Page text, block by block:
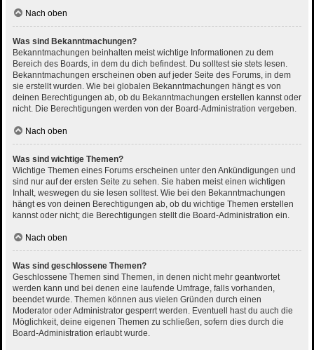
Nach oben
Was sind Bekanntmachungen?
Bekanntmachungen beinhalten meist wichtige Informationen zu dem
Bereich des Boards, in dem du dich befindest. Du solltest sie stets lesen.
Bekanntmachungen erscheinen oben auf jeder Seite des Forums, in dem
sie erstellt wurden. Wie bei globalen Bekanntmachungen hängt es von
deinen Berechtigungen ab, ob du Bekanntmachungen erstellen kannst oder
nicht. Die Berechtigungen werden von der Board-Administration vergeben.
Nach oben
Was sind wichtige Themen?
Wichtige Themen eines Forums erscheinen unter den Ankündigungen und
sind nur auf der ersten Seite zu sehen. Sie haben meist einen wichtigen
Inhalt, weswegen du sie lesen solltest. Wie bei den Bekanntmachungen
hängt es von deinen Berechtigungen ab, ob du wichtige Themen erstellen
kannst oder nicht; die Berechtigungen stellt die Board-Administration ein.
Nach oben
Was sind geschlossene Themen?
Geschlossene Themen sind Themen, in denen nicht mehr geantwortet
werden kann und bei denen eine laufende Umfrage, falls vorhanden,
beendet wurde. Themen können aus vielen Gründen durch einen
Moderator oder Administrator gesperrt werden. Eventuell hast du auch die
Möglichkeit, deine eigenen Themen zu schließen, sofern dies durch die
Board-Administration erlaubt wurde.